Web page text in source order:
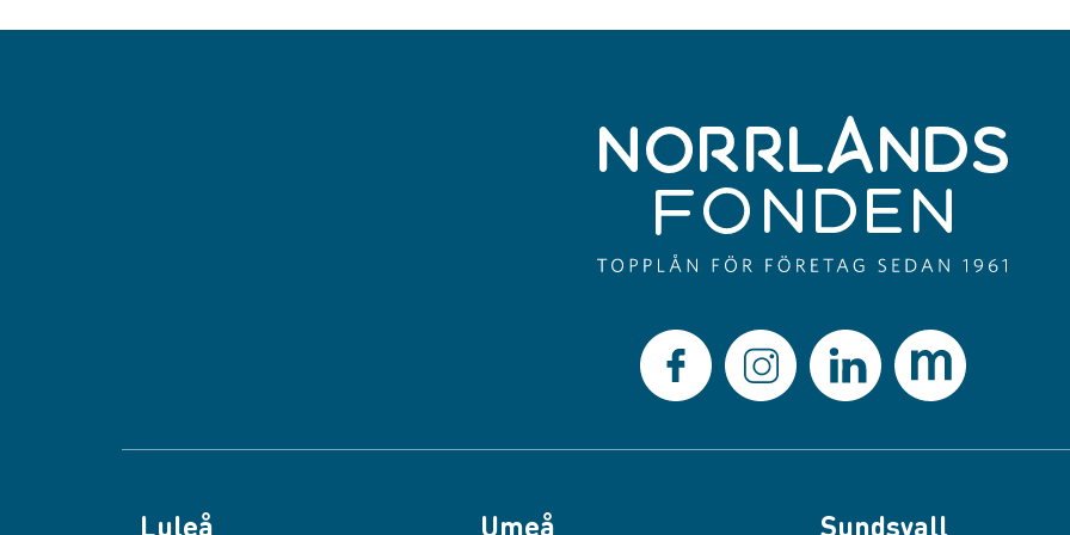
Luleå Umeå Sundsvall